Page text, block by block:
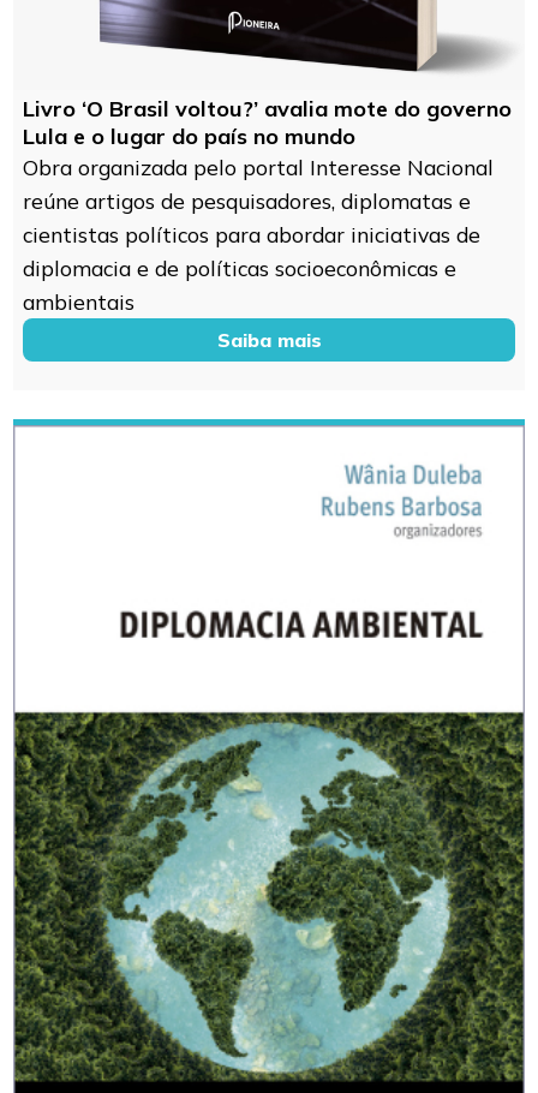
Livro ‘O Brasil voltou?’ avalia mote do governo
Lula e o lugar do país no mundo
Obra organizada pelo portal Interesse Nacional
reúne artigos de pesquisadores, diplomatas e
cientistas políticos para abordar iniciativas de
diplomacia e de políticas socioeconômicas e
ambientais
Saiba mais